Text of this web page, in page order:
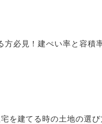
方必見！建ぺい率と容積
を建てる時の土地の選び